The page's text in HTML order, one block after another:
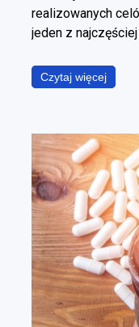
realizowanych
jeden z
podczas gdy w
znacznie bardziej
zachowaniu masy
różnica. Można
można redukować
sylwetkę. Cała
w kontrolowany
Czytaj więcej